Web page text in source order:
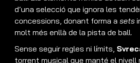
d’una selecció que ignora les
concessions, donant forma a sets
molt més enllà de la pista de ball.
Sense seguir regles ni límits,
torrent musical que manté el